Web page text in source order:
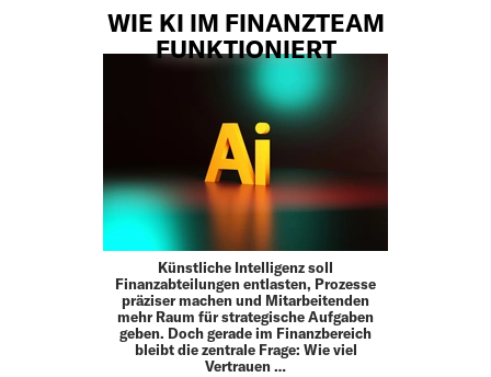
WIE KI IM FINANZTEAM
FUNKTIONIERT
Künstliche Intelligenz soll
Finanzabteilungen entlasten, Prozesse
präziser machen und Mitarbeitenden
mehr Raum für strategische Aufgaben
geben. Doch gerade im Finanzbereich
bleibt die zentrale Frage: Wie viel
Vertrauen …